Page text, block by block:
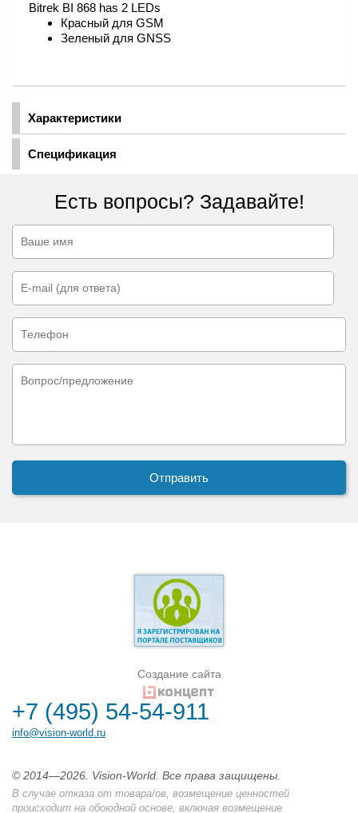
Характеристики
Спецификация
Bitrek BI 868 has 2 LEDs
Красный для GSM
Зеленый для GNSS
Есть вопросы? Задавайте!
Создание сайта
+7 (495) 54-54-911
info@vision-world.ru
© 2014—2026. Vision-World. Все права защищены.
В случае отказа от товара/ов, возмещение ценностей
происходит на обоюдной основе, включая возмещение